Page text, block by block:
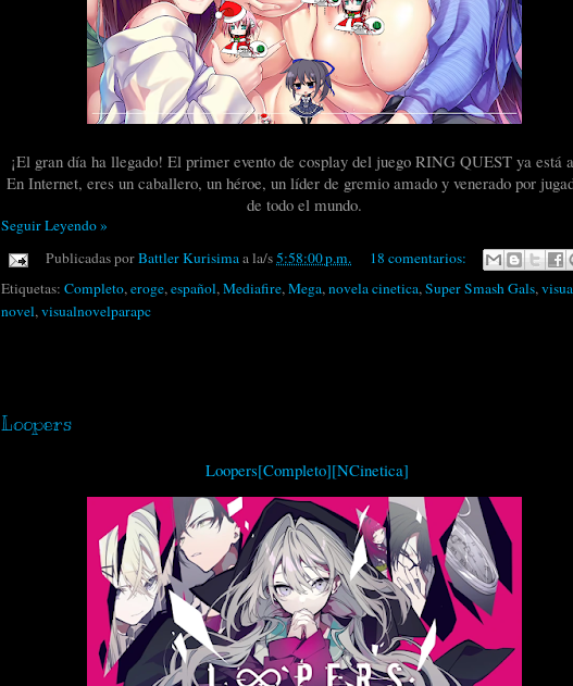
¡El gran día ha llegado! El primer evento de cosplay del juego RING QUEST ya está
En Internet, eres un caballero, un héroe, un líder de gremio amado y venerado por
de todo el mundo.
Seguir Leyendo »
Publicadas porBattler Kurisimaa la/s5:58:00 p.m.
18 comentarios:
Etiquetas: Completo,eroge,español,Mediafire,Mega,novela cinetica,Super Smash Gals,
novel,visualnovelparapc
Loopers
Loopers[Completo][NCinetica]